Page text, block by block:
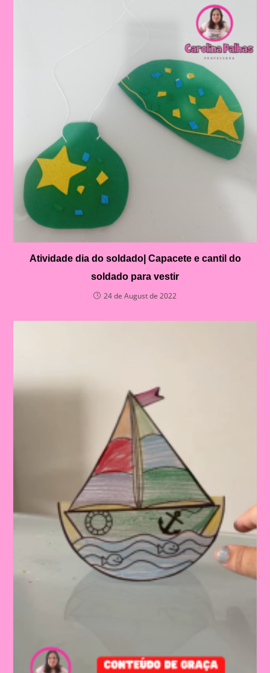
Atividade dia do soldado| Capacete e cantil do
soldado para vestir
24 de August de 2022